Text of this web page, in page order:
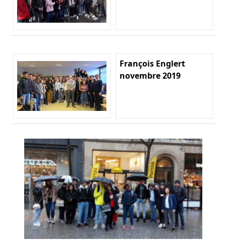
François Englert
novembre 2019